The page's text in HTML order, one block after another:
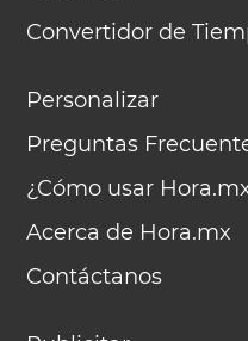
Convertidor de
Personalizar
Preguntas
¿Cómo usar
Acerca de Hora.mx
Contáctanos